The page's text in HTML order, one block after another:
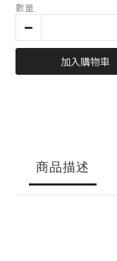
數量
加入購物車
商品描述